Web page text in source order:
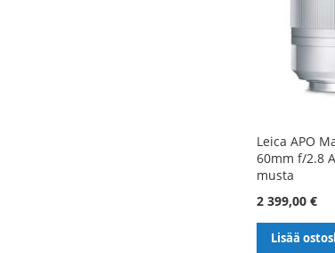
Leica APO
60mm f/2.8
musta
2 399,00 €
Lisää